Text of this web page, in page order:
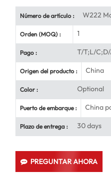
Número de artículo : W222
Orden (MOQ) : 1
Pago : T/T;L/
Origen del producto : China
Color : Optional
Puerto de embarque : China
Plazo de entrega : 30 days
PREGUNTAR AHORA